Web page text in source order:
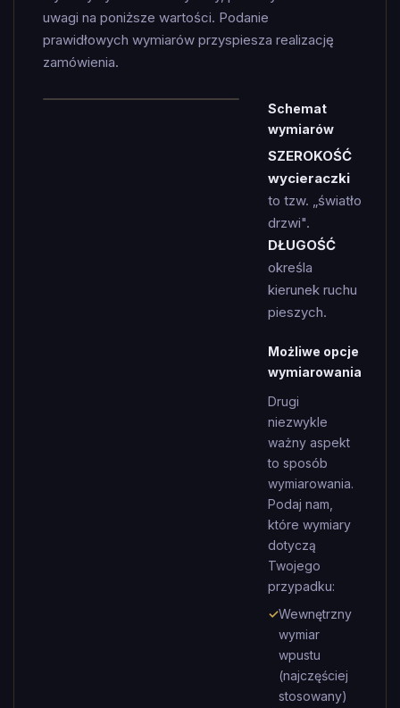
uwagi na poniższe wartości. Podanie
prawidłowych wymiarów przyspiesza realizację
zamówienia.
Schemat
wymiarów
SZEROKOŚĆ
wycieraczki
to tzw. „światło
drzwi".
DŁUGOŚĆ
określa
kierunek ruchu
pieszych.
Możliwe opcje
wymiarowania
Drugi
niezwykle
ważny aspekt
to sposób
wymiarowania.
Podaj nam,
które wymiary
dotyczą
Twojego
przypadku:
✓Wewnętrzny
wymiar
wpustu
(najczęściej
stosowany)